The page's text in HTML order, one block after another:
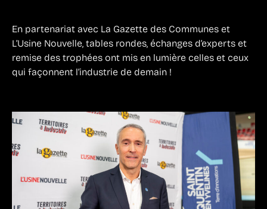
En partenariat avec La Gazette des Communes et
L’Usine Nouvelle, tables rondes, échanges d’experts et
remise des trophées ont mis en lumière celles et ceux
qui façonnent l’industrie de demain !